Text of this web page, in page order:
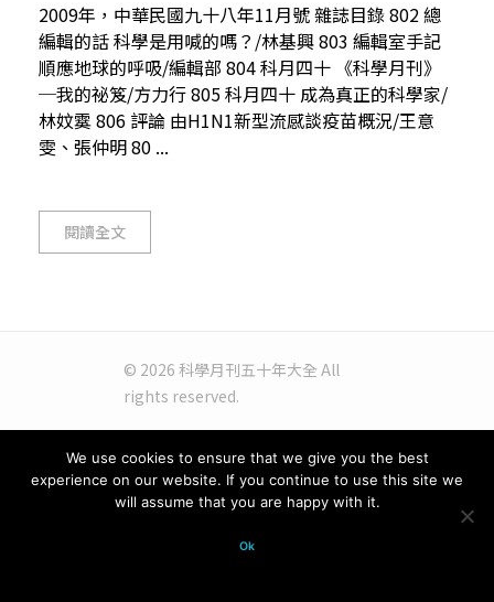
2009年，中華民國九十八年11月號 雜誌目錄 802 總
編輯的話 科學是用喊的嗎？/林基興 803 編輯室手記
順應地球的呼吸/編輯部 804 科月四十 《科學月刊》
─我的祕笈/方力行 805 科月四十 成為真正的科學家/
林妏霙 806 評論 由H1N1新型流感談疫苗概況/王意
雯、張仲明 80 ...
閱讀全文
© 2026 科學月刊五十年大全 All
rights reserved.
We use cookies to ensure that we give you the best
experience on our website. If you continue to use this site we
will assume that you are happy with it.
Ok